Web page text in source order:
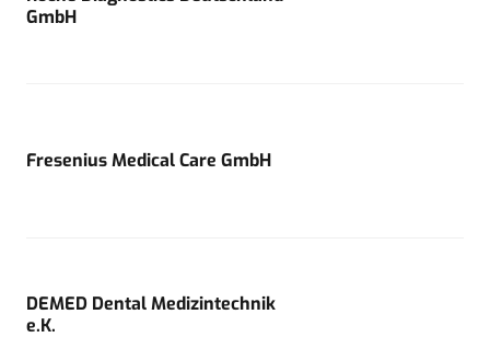
GmbH
Fresenius Medical Care GmbH
DEMED Dental Medizintechnik
e.K.